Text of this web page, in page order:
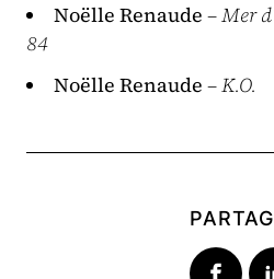
Noëlle Renaude –Mer
84
Noëlle Renaude –K.O.